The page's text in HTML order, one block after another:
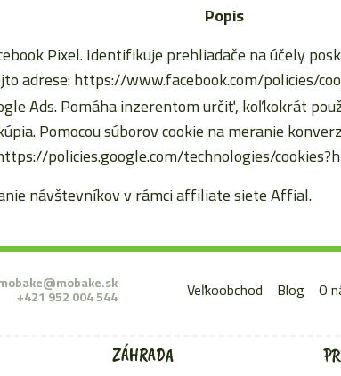
ZÁHRADA
+421 952 004 544 Veľkoobchod Blog O
Popis
Pixel. Identifikuje prehliadače na účely
adrese: https://www.facebook.com/policies/
Ads. Pomáha inzerentom určiť, koľkokrát
Pomocou súborov cookie na meranie
policies.google.com/technologies/
návštevníkov v rámci affiliate siete Affial.